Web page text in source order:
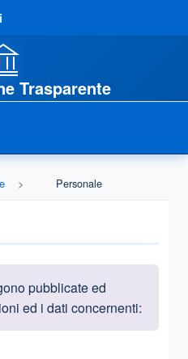
Trasparente
Personale
pubblicate ed
ed i dati concernenti: